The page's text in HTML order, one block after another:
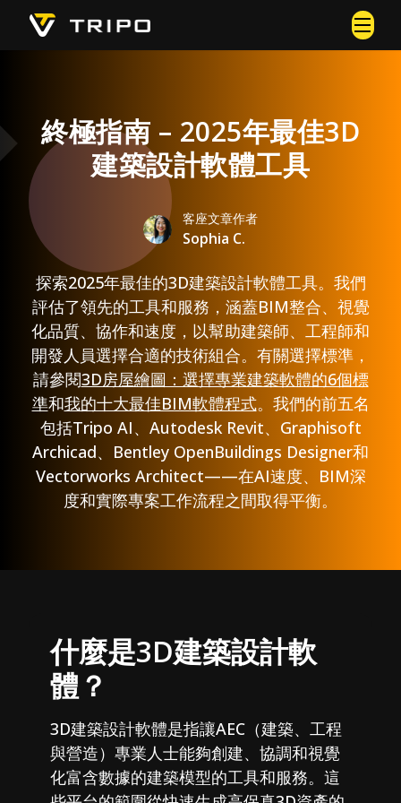
終極指南 – 2025年最佳3D
建築設計軟體工具
客座文章作者
Sophia C.
探索2025年最佳的3D建築設計軟體工具。我們
評估了領先的工具和服務，涵蓋BIM整合、視覺
化品質、協作和速度，以幫助建築師、工程師和
開發人員選擇合適的技術組合。有關選擇標準，
請參閱3D房屋繪圖：選擇專業建築軟體的6個標
準和我的十大最佳BIM軟體程式。我們的前五名
包括Tripo AI、Autodesk Revit、Graphisoft
Archicad、Bentley OpenBuildings Designer和
Vectorworks Architect——在AI速度、BIM深
度和實際專案工作流程之間取得平衡。
什麼是3D建築設計軟
體？
3D建築設計軟體是指讓AEC（建築、工程
與營造）專業人士能夠創建、協調和視覺
化富含數據的建築模型的工具和服務。這